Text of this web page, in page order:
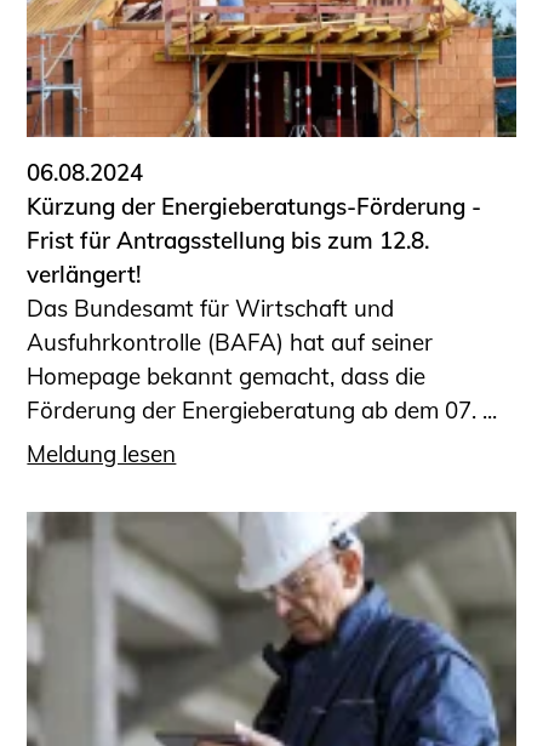
06.08.2024
Kürzung der Energieberatungs-Förderung -
Frist für Antragsstellung bis zum 12.8.
verlängert!
Das Bundesamt für Wirtschaft und
Ausfuhrkontrolle (BAFA) hat auf seiner
Homepage bekannt gemacht, dass die
Förderung der Energieberatung ab dem 07. ...
Meldung lesen